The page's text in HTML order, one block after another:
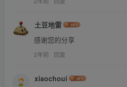
土豆地雷
感谢您的分享
2年前 回复
xiaochoui